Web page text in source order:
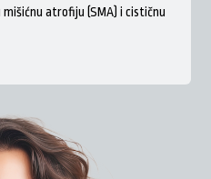
atrofiju (SMA) i cističnu